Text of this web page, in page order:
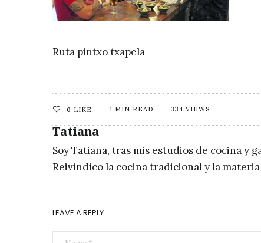
Ruta pintxo txapela
0 LIKE 1 MIN READ 334 VIEWS
Tatiana
Soy Tatiana, tras mis estudios de cocina y
Reivindico la cocina tradicional y la
LEAVE A REPLY